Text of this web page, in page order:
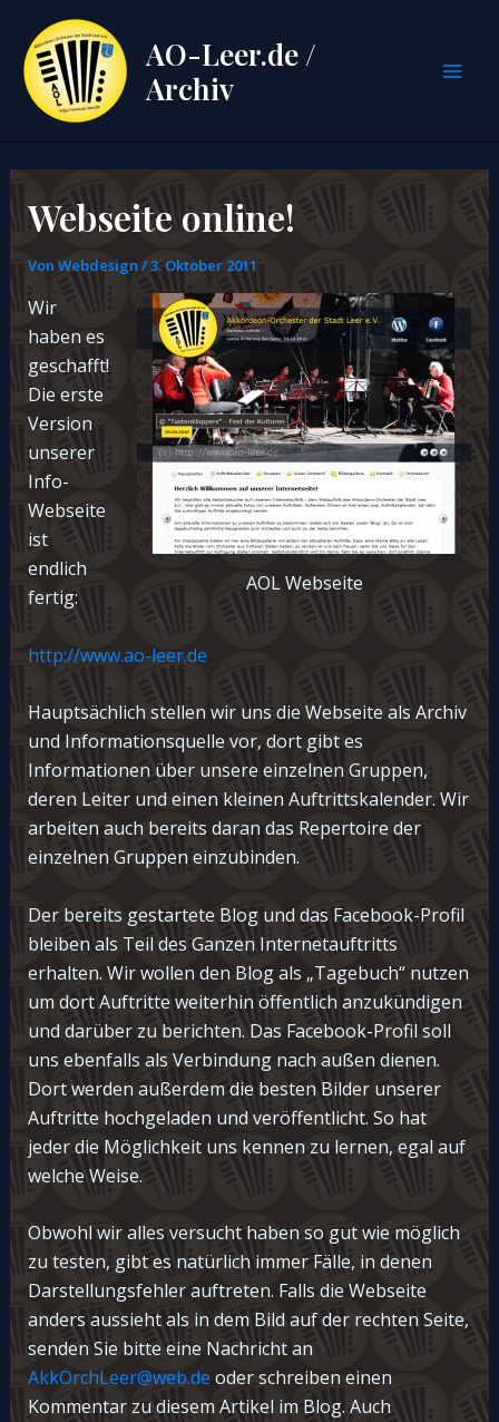
Inhalt
springen
AO-Leer.de /
Archiv
Webseite online!
Von Webdesign /3. Oktober 2011
AOL Webseite
Wir
haben es
geschafft!
Die erste
Version
unserer
Info-
Webseite
ist
endlich
fertig:
http://www.ao-leer.de
Hauptsächlich stellen wir uns die Webseite als Archiv
und Informationsquelle vor, dort gibt es
Informationen über unsere einzelnen Gruppen,
deren Leiter und einen kleinen Auftrittskalender. Wir
arbeiten auch bereits daran das Repertoire der
einzelnen Gruppen einzubinden.
Der bereits gestartete Blog und das Facebook-Profil
bleiben als Teil des Ganzen Internetauftritts
erhalten. Wir wollen den Blog als „Tagebuch“ nutzen
um dort Auftritte weiterhin öffentlich anzukündigen
und darüber zu berichten. Das Facebook-Profil soll
uns ebenfalls als Verbindung nach außen dienen.
Dort werden außerdem die besten Bilder unserer
Auftritte hochgeladen und veröffentlicht. So hat
jeder die Möglichkeit uns kennen zu lernen, egal auf
welche Weise.
Obwohl wir alles versucht haben so gut wie möglich
zu testen, gibt es natürlich immer Fälle, in denen
Darstellungsfehler auftreten. Falls die Webseite
anders aussieht als in dem Bild auf der rechten Seite,
senden Sie bitte eine Nachricht an
AkkOrchLeer@web.de oder schreiben einen
Kommentar zu diesem Artikel im Blog. Auch